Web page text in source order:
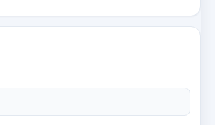
rangli lazerli printerlar 10